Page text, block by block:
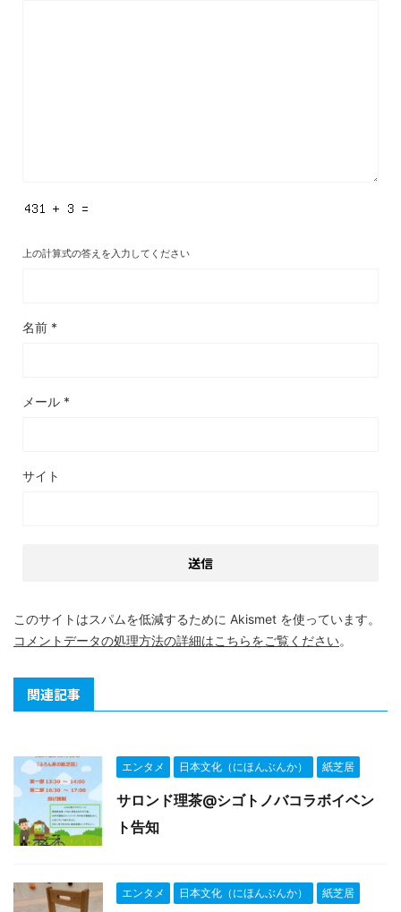
上の計算式の答えを入力してください
名前 *
メール *
サイト
このサイトはスパムを低減するために Akismet を使っています。
コメントデータの処理方法の詳細はこちらをご覧ください。
関連記事
エンタメ 日本文化（にほんぶんか） 紙芝居
サロンド理茶@シゴトノバコラボイベン
ト告知
エンタメ 日本文化（にほんぶんか） 紙芝居